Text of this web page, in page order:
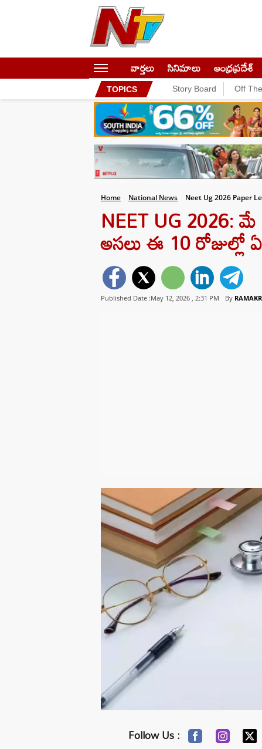
వార్తలు సినిమాలు ఆంధ్రప్రదేశ్
TOPICS Story Board Off
Home National News Neet Ug 2026 Paper
NEET UG 2026: మే
అసలు ఈ 10 రోజుల్లో
Published Date :May 12, 2026 , 2:31 PM By
Follow Us :